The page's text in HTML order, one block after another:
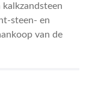
steen- en
van de